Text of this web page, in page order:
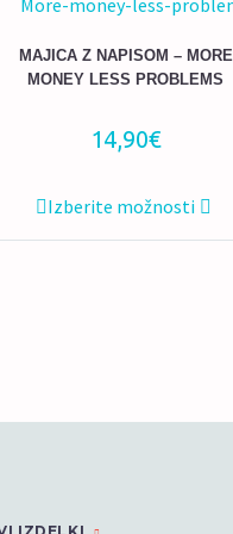
MAJICA Z NAPISOM – MORE
MONEY LESS PROBLEMS
14,90€
Izberite možnosti
Ta
izdelek